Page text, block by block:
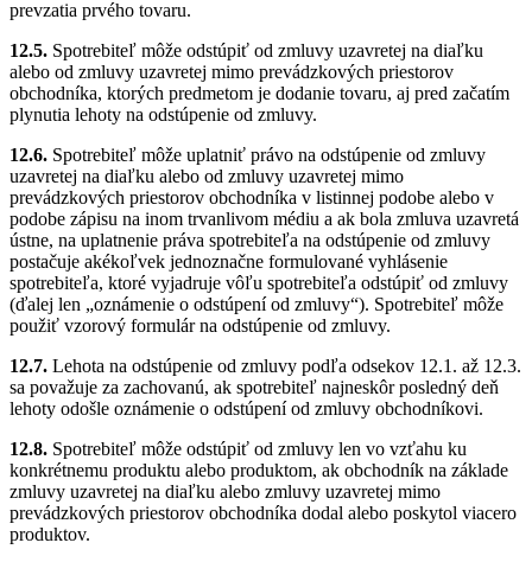
prevzatia prvého tovaru.
12.5. Spotrebiteľ môže odstúpiť od zmluvy uzavretej na diaľku
alebo od zmluvy uzavretej mimo prevádzkových priestorov
obchodníka, ktorých predmetom je dodanie tovaru, aj pred začatím
plynutia lehoty na odstúpenie od zmluvy.
12.6. Spotrebiteľ môže uplatniť právo na odstúpenie od zmluvy
uzavretej na diaľku alebo od zmluvy uzavretej mimo
prevádzkových priestorov obchodníka v listinnej podobe alebo v
podobe zápisu na inom trvanlivom médiu a ak bola zmluva uzavretá
ústne, na uplatnenie práva spotrebiteľa na odstúpenie od zmluvy
postačuje akékoľvek jednoznačne formulované vyhlásenie
spotrebiteľa, ktoré vyjadruje vôľu spotrebiteľa odstúpiť od zmluvy
(ďalej len „oznámenie o odstúpení od zmluvy“). Spotrebiteľ môže
použiť vzorový formulár na odstúpenie od zmluvy.
12.7. Lehota na odstúpenie od zmluvy podľa odsekov 12.1. až 12.3.
sa považuje za zachovanú, ak spotrebiteľ najneskôr posledný deň
lehoty odošle oznámenie o odstúpení od zmluvy obchodníkovi.
12.8. Spotrebiteľ môže odstúpiť od zmluvy len vo vzťahu ku
konkrétnemu produktu alebo produktom, ak obchodník na základe
zmluvy uzavretej na diaľku alebo zmluvy uzavretej mimo
prevádzkových priestorov obchodníka dodal alebo poskytol viacero
produktov.